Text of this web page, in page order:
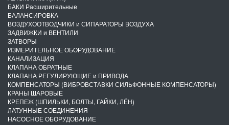
БАКИ Расширительные
БАЛАНСИРОВКА
ВОЗДУХООТВОДЧИКИ и СИПАРАТОРЫ ВОЗДУХА
ЗАДВИЖКИ и ВЕНТИЛИ
ЗАТВОРЫ
ИЗМЕРИТЕЛЬНОЕ ОБОРУДОВАНИЕ
КАНАЛИЗАЦИЯ
КЛАПАНА ОБРАТНЫЕ
КЛАПАНА РЕГУЛИРУЮЩИЕ и ПРИВОДА
КОМПЕНСАТОРЫ (ВИБРОВСТАВКИ СИЛЬФОННЫЕ КОМПЕНСАТОРЫ)
КРАНЫ ШАРОВЫЕ
КРЕПЕЖ (ШПИЛЬКИ, БОЛТЫ, ГАЙКИ, ЛЁН)
ЛАТУННЫЕ СОЕДИНЕНИЯ
НАСОСНОЕ ОБОРУДОВАНИЕ